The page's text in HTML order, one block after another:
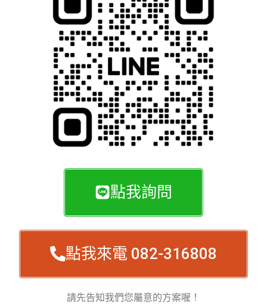
點我詢問
點我來電 082-316808
請先告知我們您屬意的方案喔！